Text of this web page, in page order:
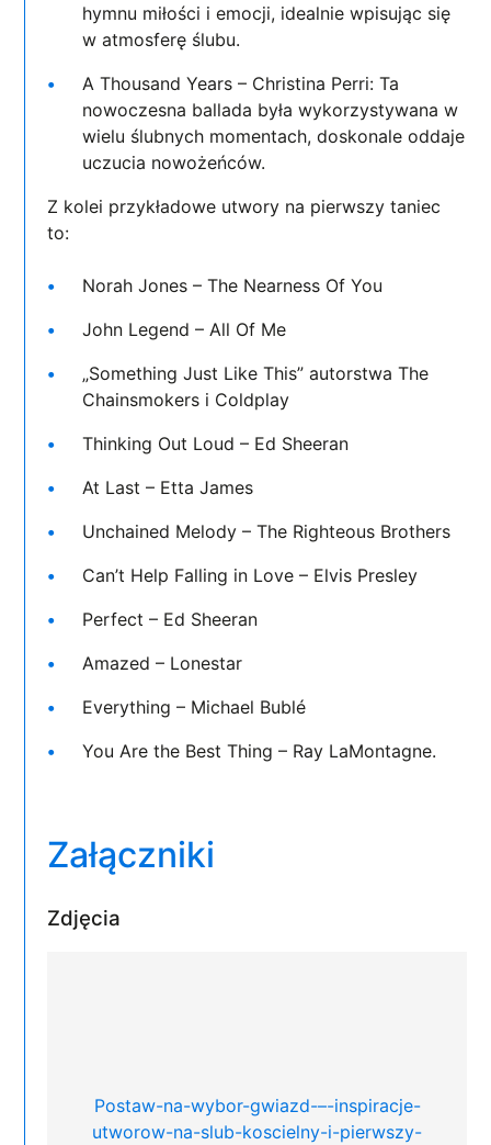
hymnu miłości i emocji, idealnie wpisując się
w atmosferę ślubu.
A Thousand Years – Christina Perri: Ta
nowoczesna ballada była wykorzystywana w
wielu ślubnych momentach, doskonale oddaje
uczucia nowożeńców.
Z kolei przykładowe utwory na pierwszy taniec
to:
Norah Jones – The Nearness Of You
John Legend – All Of Me
„Something Just Like This” autorstwa The
Chainsmokers i Coldplay
Thinking Out Loud – Ed Sheeran
At Last – Etta James
Unchained Melody – The Righteous Brothers
Can’t Help Falling in Love – Elvis Presley
Perfect – Ed Sheeran
Amazed – Lonestar
Everything – Michael Bublé
You Are the Best Thing – Ray LaMontagne.
Załączniki
Zdjęcia
Postaw-na-wybor-gwiazd-–-inspiracje-
utworow-na-slub-koscielny-i-pierwszy-